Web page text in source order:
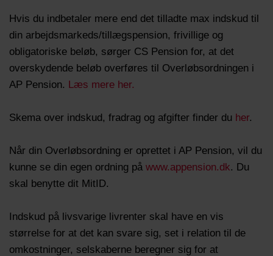
Hvis du indbetaler mere end det tilladte max indskud til
din arbejdsmarkeds/tillægspension, frivillige og
obligatoriske beløb, sørger CS Pension for, at det
overskydende beløb overføres til Overløbsordningen i
AP Pension. Læs mere her.
Skema over indskud, fradrag og afgifter finder du her.
Når din Overløbsordning er oprettet i AP Pension, vil du
kunne se din egen ordning på www.appension.dk. Du
skal benytte dit MitID.
Indskud på livsvarige livrenter skal have en vis
størrelse for at det kan svare sig, set i relation til de
omkostninger, selskaberne beregner sig for at